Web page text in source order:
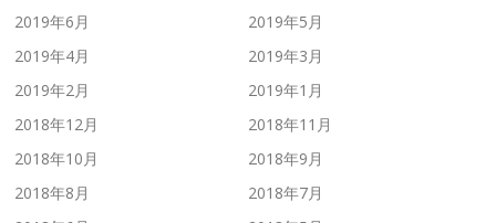
2019年6月
2019年5月
2019年4月
2019年3月
2019年2月
2019年1月
2018年12月
2018年11月
2018年10月
2018年9月
2018年8月
2018年7月